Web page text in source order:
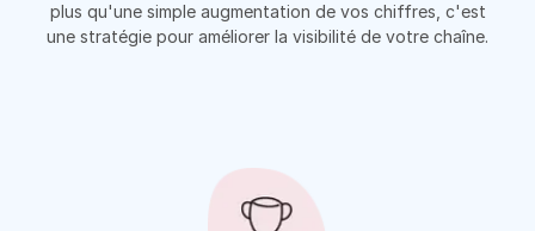
plus qu'une simple augmentation de vos chiffres, c'est
une stratégie pour améliorer la visibilité de votre chaîne.